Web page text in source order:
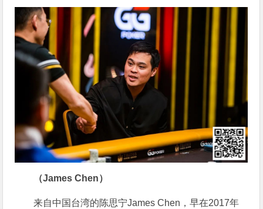
（James Chen）
来自中国台湾的陈思宁James Chen，早在2017年